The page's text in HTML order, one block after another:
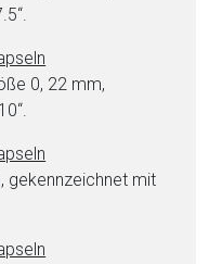
0, 22 mm,
gekennzeichnet mit